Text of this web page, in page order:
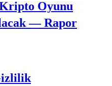
Oyunu
— Rapor